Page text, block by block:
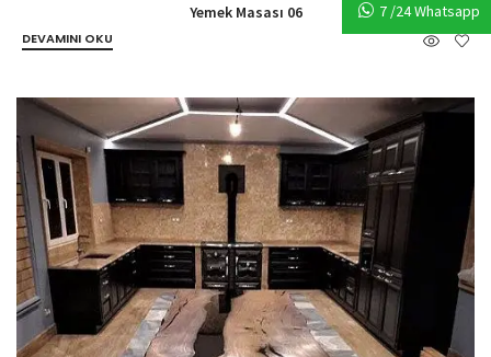
Yemek Masası 06
DEVAMINI OKU
7 /24 Whatsapp